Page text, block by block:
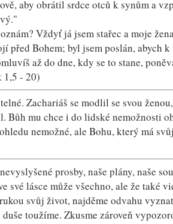
aby obrátil srdce otců k synům a
Vždyť já jsem stařec a moje
před Bohem; byl jsem poslán, abych
až do dne, kdy se to stane,
1,5 - 20)
Zachariáš se modlil se svou
Bůh mu chce i do lidské nemožnosti
nemožné, ale Bohu, který má
prosby, naše plány, naše
své lásce může všechno, ale že také
svůj život, najděme odvahu
toužíme. Zkusme zároveň